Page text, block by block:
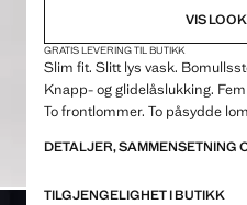
VIS LOOK
GRATIS LEVERING TIL BUTIKK
Slim fit. Slitt lys vask.
Knapp- og glidelåslukking.
To frontlommer. To påsydde
DETALJER, SAMMENSETNING
TILGJENGELIGHET I BUTIKK